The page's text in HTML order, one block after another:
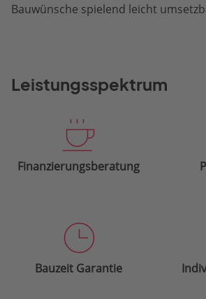
Bauwünsche spielend leicht
Leistungsspektrum
Finanzierungsberatung
Bauzeit Garantie